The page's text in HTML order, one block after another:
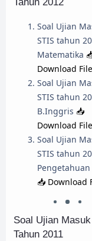
Soal Ujian
STIS tahun
Matematika
Download File
Soal Ujian
STIS tahun
B.Inggris 📥
Download File
Soal Ujian
STIS tahun
📥 Download
Soal Ujian
Tahun 2011